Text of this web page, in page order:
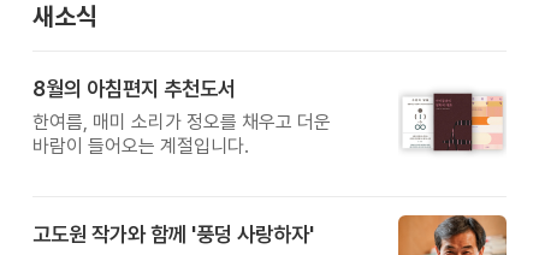
새소식
8월의 아침편지 추천도서
한여름, 매미 소리가 정오를 채우고 더운
바람이 들어오는 계절입니다.
고도원 작가와 함께 '풍덩 사랑하자'